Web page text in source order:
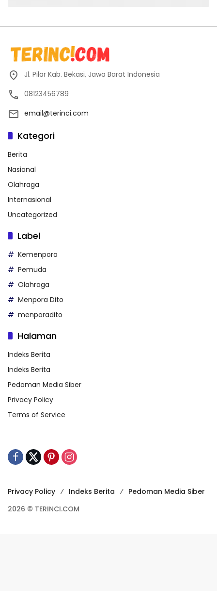
Jl. Pilar Kab. Bekasi, Jawa Barat Indonesia
08123456789
email@terinci.com
Kategori
Berita
Nasional
Olahraga
Internasional
Uncategorized
Label
Kemenpora
Pemuda
Olahraga
Menpora Dito
menporadito
Halaman
Indeks Berita
Indeks Berita
Pedoman Media Siber
Privacy Policy
Terms of Service
Privacy Policy Indeks Berita
Pedoman Media Siber
2026 © TERINCI.COM